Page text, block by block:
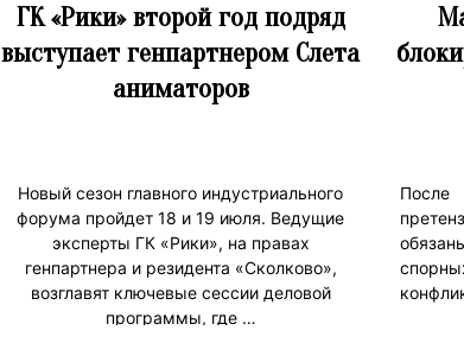
ГК «Рики» второй год подряд
выступает генпартнером Слета
аниматоров
Новый сезон главного индустриального
форума пройдет 18 и 19 июля. Ведущие
эксперты ГК «Рики», на правах
генпартнера и резидента «Сколково»,
возглавят ключевые сессии деловой
программы, где …